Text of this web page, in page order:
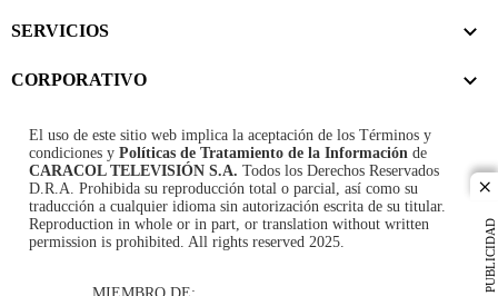
PUBLICIDAD
SERVICIOS
CORPORATIVO
El uso de este sitio web implica la aceptación de los Términos y
condiciones y Políticas de Tratamiento de la Información de
CARACOL TELEVISIÓN S.A. Todos los Derechos Reservados
D.R.A. Prohibida su reproducción total o parcial, así como su
traducción a cualquier idioma sin autorización escrita de su titular.
Reproduction in whole or in part, or translation without written
permission is prohibited. All rights reserved 2025.
MIEMBRO DE: